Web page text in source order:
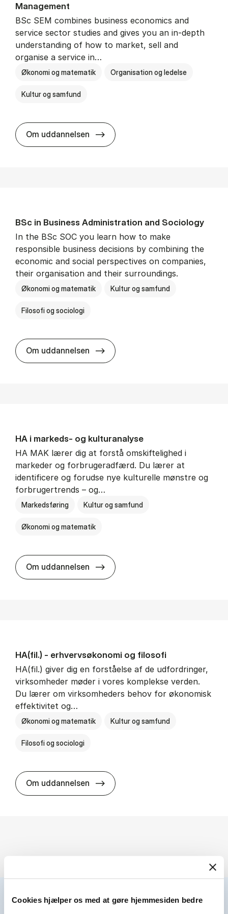
Cookies hjælper os med at gøre hjemmesiden bedre
Man­age­ment
BSc SEM combines business economics and
service sector studies and gives you an in-depth
understanding of how to market, sell and
organise a service in…
Økonomi og matematik Organisation og ledelse
Kultur og samfund
Om uddannelsen BSc in Busi­ness Ad­min­is­tra­tion
BSc in Busi­ness Ad­min­is­tra­tion and So­ci­ology
In the BSc SOC you learn how to make
responsible business decisions by combining the
economic and social perspectives on companies,
their organisation and their surroundings.
Økonomi og matematik Kultur og samfund
Filosofi og sociologi
Om uddannelsen BSc in Busi­ness Ad­min­is­tra­tion
HA i mar­keds- og kul­tu­r­a­na­ly­se
HA MAK lærer dig at forstå omskiftelighed i
markeder og forbrugeradfærd. Du lærer at
identificere og forudse nye kulturelle mønstre og
forbrugertrends – og…
Markedsføring Kultur og samfund
Økonomi og matematik
Om uddannelsen HA i mar­keds- og kul­tu­r­a­na­ly­se
HA(fil.) - erhvervs­økonomi og fi­lo­so­fi
HA(fil.) giver dig en forståelse af de udfordringer,
virksomheder møder i vores komplekse verden.
Du lærer om virksomheders behov for økonomisk
effektivitet og…
Økonomi og matematik Kultur og samfund
Filosofi og sociologi
Om uddannelsen HA(fil.) - erhvervs­økonomi og